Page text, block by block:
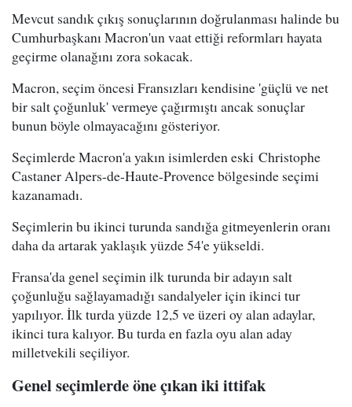
Mevcut sandık çıkış sonuçlarının doğrulanması halinde bu
Cumhurbaşkanı Macron'un vaat ettiği reformları hayata
geçirme olanağını zora sokacak.
Macron, seçim öncesi Fransızları kendisine 'güçlü ve net
bir salt çoğunluk' vermeye çağırmıştı ancak sonuçlar
bunun böyle olmayacağını gösteriyor.
Seçimlerde Macron'a yakın isimlerden eski Christophe
Castaner Alpers-de-Haute-Provence bölgesinde seçimi
kazanamadı.
Seçimlerin bu ikinci turunda sandığa gitmeyenlerin oranı
daha da artarak yaklaşık yüzde 54'e yükseldi.
Fransa'da genel seçimin ilk turunda bir adayın salt
çoğunluğu sağlayamadığı sandalyeler için ikinci tur
yapılıyor. İlk turda yüzde 12,5 ve üzeri oy alan adaylar,
ikinci tura kalıyor. Bu turda en fazla oyu alan aday
milletvekili seçiliyor.
Genel seçimlerde öne çıkan iki ittifak